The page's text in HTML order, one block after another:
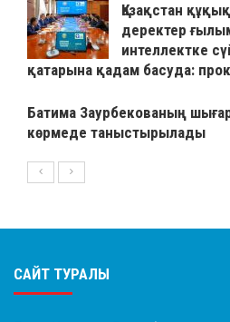
Қазақстан
деректер
интеллектке
қатарына қадам басуда:
Батима Заурбекованың
көрмеде таныстырылады
САЙТ ТУРАЛЫ